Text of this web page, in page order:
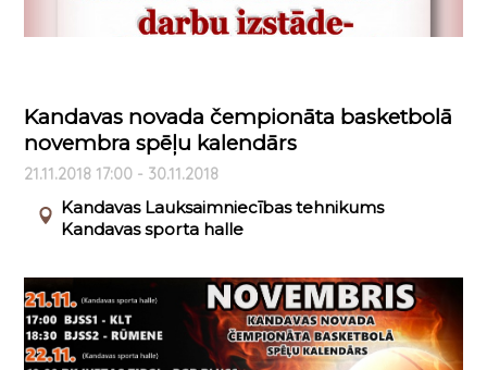
Kandavas novada čempionāta basketbolā
novembra spēļu kalendārs
21.11.2018 17:00 - 30.11.2018
Kandavas Lauksaimniecības tehnikums
Kandavas sporta halle